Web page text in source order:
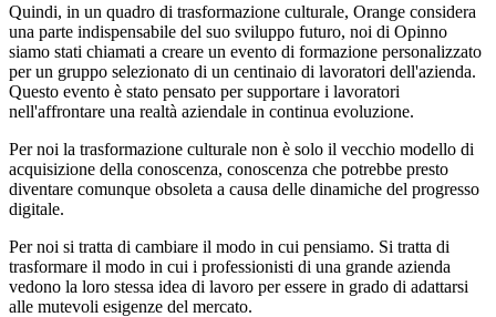
Quindi, in un quadro di trasformazione culturale, Orange considera
una parte indispensabile del suo sviluppo futuro, noi di Opinno
siamo stati chiamati a creare un evento di formazione personalizzato
per un gruppo selezionato di un centinaio di lavoratori dell'azienda.
Questo evento è stato pensato per supportare i lavoratori
nell'affrontare una realtà aziendale in continua evoluzione.
Per noi la trasformazione culturale non è solo il vecchio modello di
acquisizione della conoscenza, conoscenza che potrebbe presto
diventare comunque obsoleta a causa delle dinamiche del progresso
digitale.
Per noi si tratta di cambiare il modo in cui pensiamo. Si tratta di
trasformare il modo in cui i professionisti di una grande azienda
vedono la loro stessa idea di lavoro per essere in grado di adattarsi
alle mutevoli esigenze del mercato.